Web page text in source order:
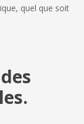
quel que soit